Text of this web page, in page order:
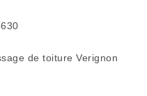
de toiture Verignon